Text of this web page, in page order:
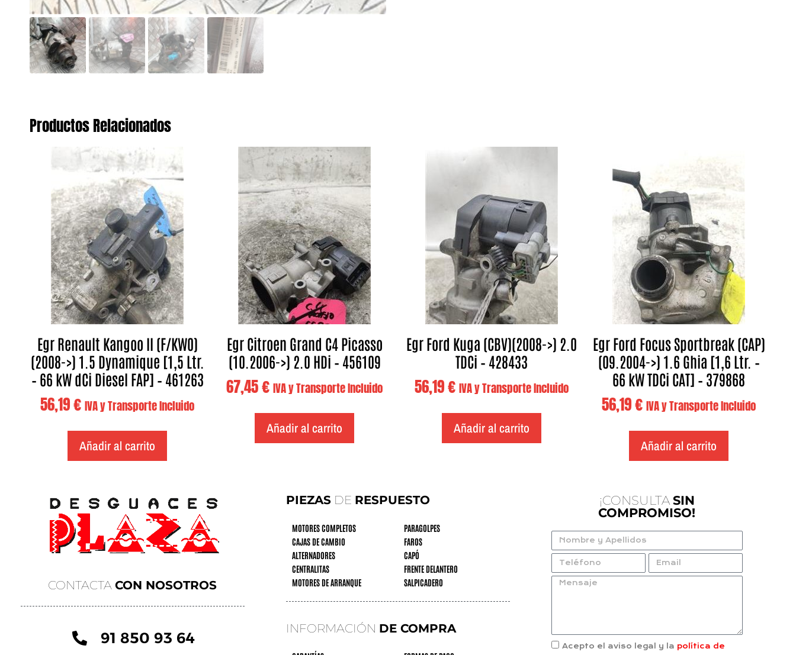
Productos Relacionados
Egr Renault Kangoo II (F/KW0)
(2008->) 1.5 Dynamique [1,5 Ltr.
– 66 kW dCi Diesel FAP] – 461263
56,19€ IVA y Transporte Incluido
Añadir al carrito
Egr Citroen Grand C4 Picasso
(10.2006->) 2.0 HDi – 456109
67,45€ IVA y Transporte Incluido
Añadir al carrito
Egr Ford Kuga (CBV)(2008->) 2.0
TDCi – 428433
56,19€ IVA y Transporte Incluido
Añadir al carrito
Egr Ford Focus Sportbreak (CAP)
(09.2004->) 1.6 Ghia [1,6 Ltr. –
66 kW TDCi CAT] – 379868
56,19€ IVA y Transporte Incluido
Añadir al carrito
CONTACTACON NOSOTROS
91 850 93 64
PIEZASDE RESPUESTO
MOTORES COMPLETOS
CAJAS DE CAMBIO
ALTERNADORES
CENTRALITAS
MOTORES DE ARRANQUE
PARAGOLPES
FAROS
CAPÓ
FRENTE DELANTERO
SALPICADERO
INFORMACIÓN DE COMPRA
¡CONSULTA SIN
COMPROMISO!
Acepto el aviso legal y la política de